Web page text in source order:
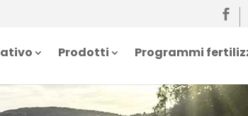

Prodotti Programmi